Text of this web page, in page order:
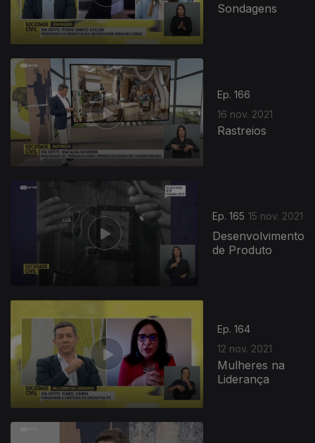
Sondagens
Ep. 166
16 nov. 2021
Rastreios
Ep. 165 15 nov. 2021
Desenvolvimento
de Produto
Ep. 164
12 nov. 2021
Mulheres na
Liderança